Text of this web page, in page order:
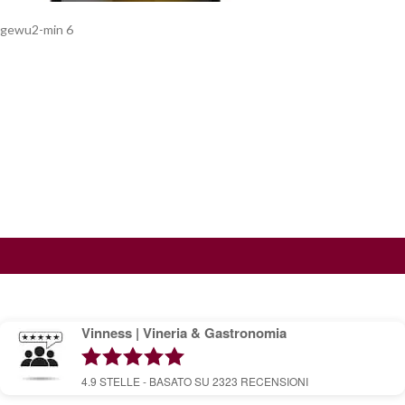
gewu2-min 6
Vinness | Vineria & Gastronomia
4.9 STELLE - BASATO SU 2323 RECENSIONI